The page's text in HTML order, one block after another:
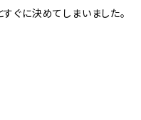
ぐに決めてしまいました。